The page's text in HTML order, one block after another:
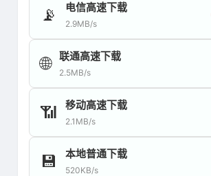
📡 电信高速下载
2.9MB/s
🌐 联通高速下载
2.5MB/s
📶 移动高速下载
2.1MB/s
💾 本地普通下载
520KB/s